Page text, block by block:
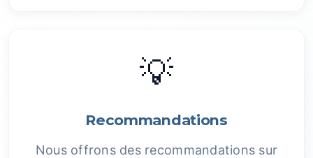
💡
Recommandations
Nous offrons des recommandations sur